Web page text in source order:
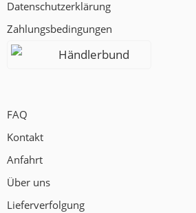
Datenschutzerklärung
Zahlungsbedingungen
Händlerbund
FAQ
Kontakt
Anfahrt
Über uns
Lieferverfolgung